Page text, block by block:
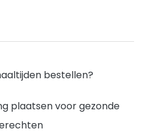
bestellen?
plaatsen voor gezonde